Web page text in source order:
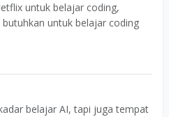
untuk belajar coding,
untuk belajar coding
belajar AI, tapi juga tempat